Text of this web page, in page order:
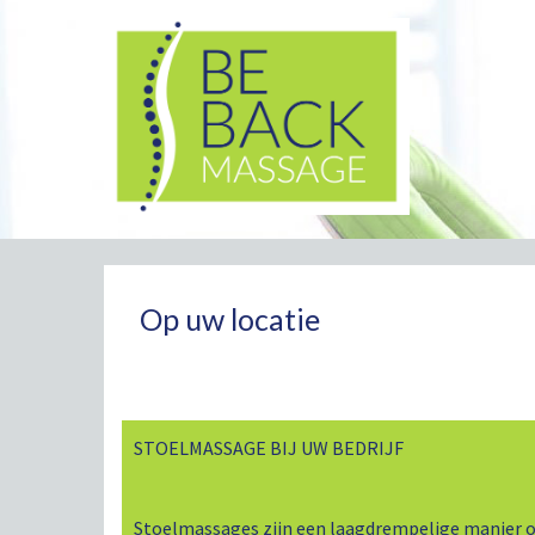
Op uw locatie
STOELMASSAGE BIJ UW BEDRIJF
Stoelmassages zijn een laagdrempelige manier